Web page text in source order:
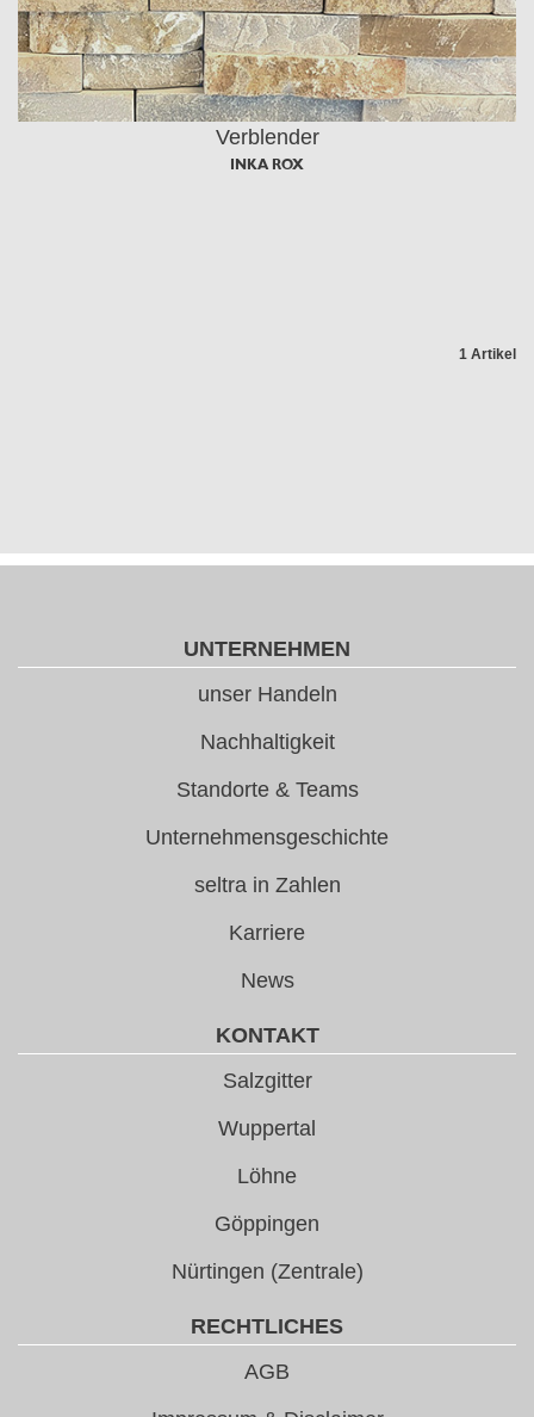
Verblender
INKA ROX
1 Artikel
UNTERNEHMEN
unser Handeln
Nachhaltigkeit
Standorte & Teams
Unternehmensgeschichte
seltra in Zahlen
Karriere
News
KONTAKT
Salzgitter
Wuppertal
Löhne
Göppingen
Nürtingen (Zentrale)
RECHTLICHES
AGB